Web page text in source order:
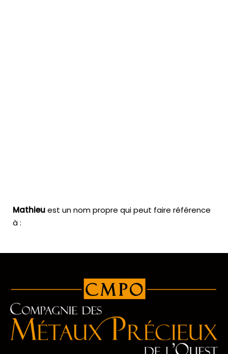
Mathieuest un nom propre qui peut faire référence
à :